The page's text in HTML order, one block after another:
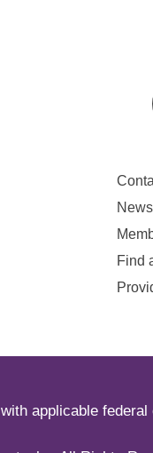
Find
applicable